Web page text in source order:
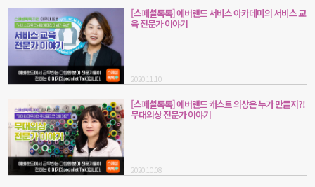
[스페셜톡톡] 에버랜드 서비스 아카데미의 서비스 교
육 전문가 이야기
2020.11.10
[스페셜톡톡] 에버랜드 캐스트 의상은 누가 만들지?!
무대의상 전문가 이야기
2020.10.08